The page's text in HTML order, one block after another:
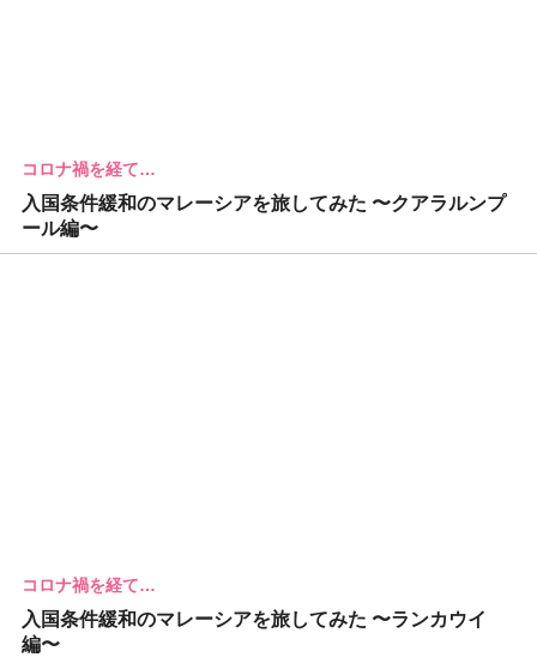
コロナ禍を経て…
入国条件緩和のマレーシアを旅してみた 〜クアラルンプ
ール編〜
コロナ禍を経て…
入国条件緩和のマレーシアを旅してみた 〜ランカウイ
編〜